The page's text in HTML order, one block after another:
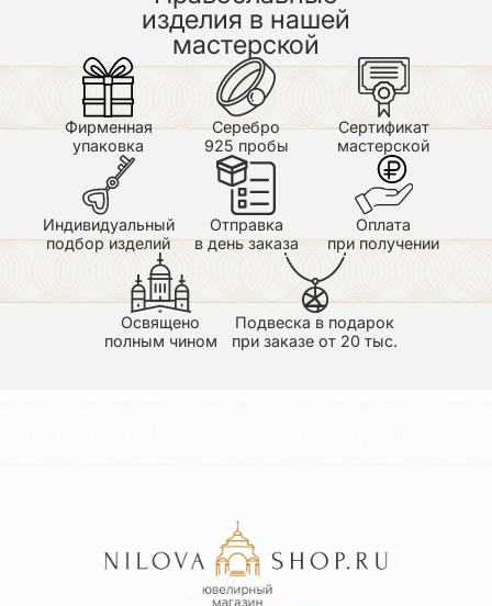
Приобрели крестик на крестины дочке, цвет
бирюза, ну очень красивый, и очень удобный, ни за
что не цепляется, на коже не оставляет следов
когда ребёнок спит .У нас есть с чем
сравнить...Огромное Вам спасибо, носим с
удовольствием.
изделия в нашей
мастерской
Фирменная
упаковка
Серебро
925 пробы
Сертификат
мастерской
Индивидуальный
подбор изделий
Отправка
в день заказа
Оплата
при получении
Освящено
полным чином
Подвеска в подарок
при заказе от 20 тыс.